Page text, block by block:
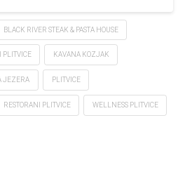
BLACK RIVER STEAK & PASTA HOUSE
PLITVICE KAVANA KOZJAK
JEZERA PLITVICE
RESTORANI PLITVICE WELLNESS PLITVICE